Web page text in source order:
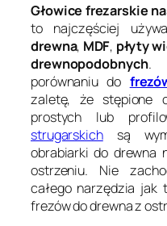
Głowice frezarskie
to najczęściej
drewna, MDF, płyty
drewnopodobnych.
porównaniu do
zaletę, że stępione
prostych lub
strugarskichsą
obrabiarki do drewna
ostrzeniu. Nie
całego narzędzia jak
frezów do drewna z